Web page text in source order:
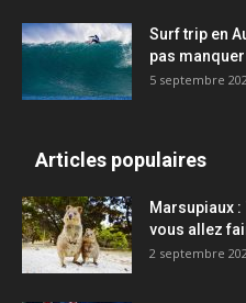
Surf trip en
pas manquer
5 septembre
Articles populaires
Marsupiaux
vous allez
2 septembre